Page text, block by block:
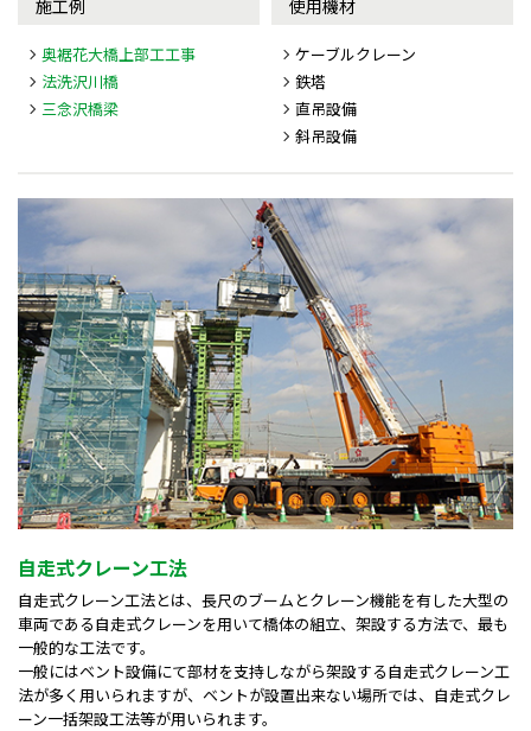
施工例
奥裾花大橋上部工工事
法洗沢川橋
三念沢橋梁
使用機材
ケーブルクレーン
鉄塔
直吊設備
斜吊設備
自走式クレーン工法
自走式クレーン工法とは、長尺のブームとクレーン機能を有した大型の
車両である自走式クレーンを用いて橋体の組立、架設する方法で、最も
一般的な工法です。
一般にはベント設備にて部材を支持しながら架設する自走式クレーン工
法が多く用いられますが、ベントが設置出来ない場所では、自走式クレ
ーン一括架設工法等が用いられます。